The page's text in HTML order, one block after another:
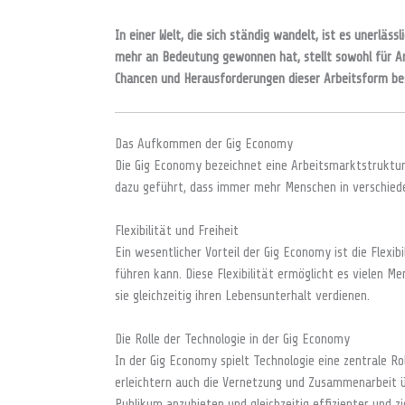
In einer Welt, die sich ständig wandelt, ist es
mehr an Bedeutung gewonnen hat, stellt sowohl für
Chancen und Herausforderungen dieser Arbeitsform
Das Aufkommen der Gig Economy
Die Gig Economy bezeichnet eine
dazu geführt, dass immer mehr Menschen in
Flexibilität und Freiheit
Ein wesentlicher Vorteil der Gig Economy ist die
führen kann. Diese Flexibilität ermöglicht es vielen
sie gleichzeitig ihren Lebensunterhalt verdienen.
Die Rolle der Technologie in der Gig Economy
In der Gig Economy spielt Technologie eine zentrale
erleichtern auch die Vernetzung und